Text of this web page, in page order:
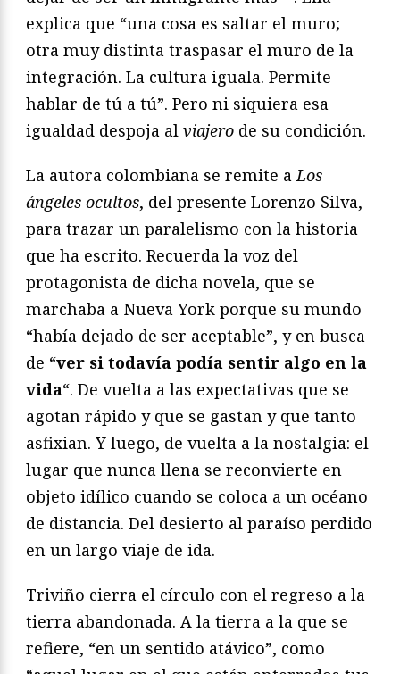
explica que “una cosa es saltar el muro;
otra muy distinta traspasar el muro de la
integración. La cultura iguala. Permite
hablar de tú a tú”. Pero ni siquiera esa
igualdad despoja al viajero de su condición.
La autora colombiana se remite aLos
ángeles ocultos, del presente Lorenzo Silva,
para trazar un paralelismo con la historia
que ha escrito. Recuerda la voz del
protagonista de dicha novela, que se
marchaba a Nueva York porque su mundo
“había dejado de ser aceptable”, y en busca
de “ver si todavía podía sentir algo en la
vida“. De vuelta a las expectativas que se
agotan rápido y que se gastan y que tanto
asfixian. Y luego, de vuelta a la nostalgia: el
lugar que nunca llena se reconvierte en
objeto idílico cuando se coloca a un océano
de distancia. Del desierto al paraíso perdido
en un largo viaje de ida.
Triviño cierra el círculo con el regreso a la
tierra abandonada. A la tierra a la que se
refiere, “en un sentido atávico”, como